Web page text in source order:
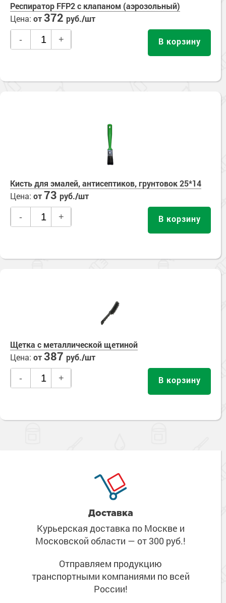
Респиратор FFP2 с клапаном (аэрозольный)
Цена: от372 руб./шт
- + В корзину
Кисть для эмалей, антисептиков, грунтовок 25*14
Цена: от73 руб./шт
- + В корзину
Щетка с металлической щетиной
Цена: от387 руб./шт
- + В корзину
Доставка
Курьерская доставка по Москве и
Московской области — от 300 руб.!
Отправляем продукцию
транспортными компаниями по всей
России!